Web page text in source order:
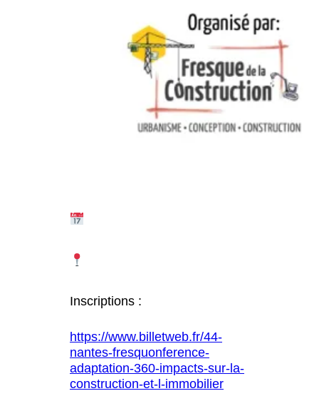
Inscriptions :
https://www.billetweb.fr/44-
nantes-fresquonference-
adaptation-360-impacts-sur-la-
construction-et-l-immobilier